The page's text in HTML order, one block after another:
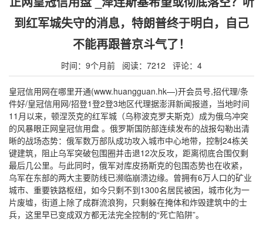
到红军城失守的消息，特朗普终于明白，自己
不能再跟普京斗气了！
时间：9个月前 阅读：7212 评论：4
皇冠信用网在哪里开通(www.huangguan.hk—)开会员号,招代理/条
件好/皇冠信用网/招登1登2登3地区代理据澎湃新闻报道，当地时间
11月以来，顿涅茨克的红军城（乌称波克罗夫斯克）成为俄乌冲突
的风暴眼正网皇冠信用盘 。俄罗斯国防部连续发布的战报勾勒出清
晰的战场态势：俄军数万部队成功攻入城市中心地带，控制24栋关
键建筑，阻止乌军突破包围圈并击退12次反攻，距离彻底合围仅剩
最后几公里。与此同时，俄军对库皮扬斯克的包围态势也在收紧，
乌军在东部的两大主要防线已濒临崩溃边缘。曾拥有6万人口的矿业
城市、重要铁路枢纽，如今只剩不到1300名居民被困，城市化为一
片废墟，街道上除了成群流浪狗，只剩躲在掩体和炸毁建筑中的士
兵，这里早已变成双方都无法完全控制的“死亡陷阱”。